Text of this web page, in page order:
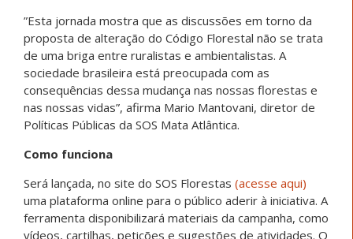
”Esta jornada mostra que as discussões em torno da
proposta de alteração do Código Florestal não se trata
de uma briga entre ruralistas e ambientalistas. A
sociedade brasileira está preocupada com as
consequências dessa mudança nas nossas florestas e
nas nossas vidas”, afirma Mario Mantovani, diretor de
Políticas Públicas da SOS Mata Atlântica.
Como funciona
Será lançada, no site do SOS Florestas (acesse aqui)
uma plataforma online para o público aderir à iniciativa. A
ferramenta disponibilizará materiais da campanha, como
vídeos, cartilhas, petições e sugestões de atividades. O